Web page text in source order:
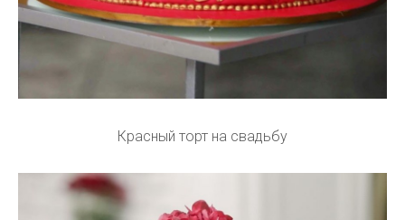
Красный торт на свадьбу